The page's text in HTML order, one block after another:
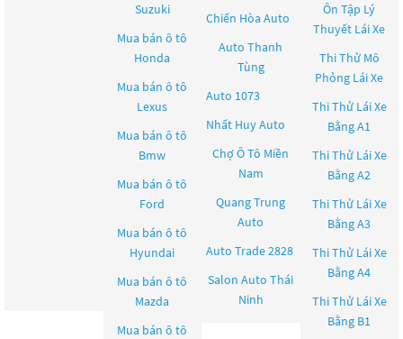
Suzuki
Mua bán ô tô
Honda
Mua bán ô tô
Lexus
Mua bán ô tô
Bmw
Mua bán ô tô
Ford
Mua bán ô tô
Hyundai
Mua bán ô tô
Mazda
Mua bán ô tô
Chiến Hòa Auto
Auto Thanh
Tùng
Auto 1073
Nhất Huy Auto
Chợ Ô Tô Miền
Nam
Quang Trung
Auto
Auto Trade 2828
Salon Auto Thái
Ninh
Ôn Tập Lý
Thuyết Lái Xe
Thi Thử Mô
Phỏng Lái Xe
Thi Thử Lái Xe
Bằng A1
Thi Thử Lái Xe
Bằng A2
Thi Thử Lái Xe
Bằng A3
Thi Thử Lái Xe
Bằng A4
Thi Thử Lái Xe
Bằng B1